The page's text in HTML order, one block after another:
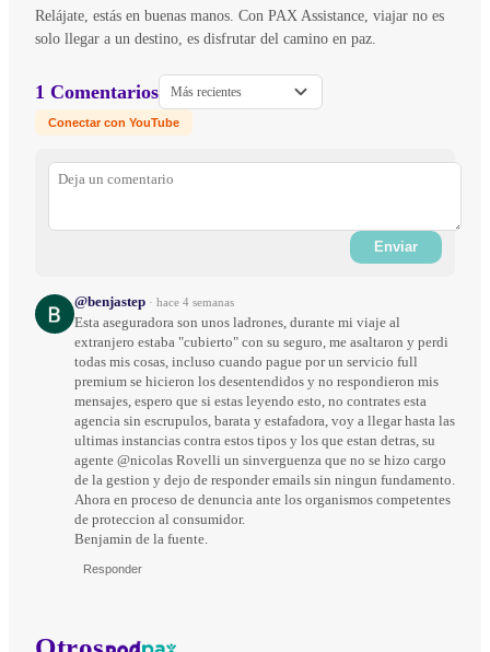
Relájate, estás en buenas manos. Con PAX Assistance, viajar no es
solo llegar a un destino, es disfrutar del camino en paz.
1 Comentarios Más recientes
Conectar con YouTube
Enviar
@benjastep · hace 4 semanas
Esta aseguradora son unos ladrones, durante mi viaje al
extranjero estaba "cubierto" con su seguro, me asaltaron y perdi
todas mis cosas, incluso cuando pague por un servicio full
premium se hicieron los desentendidos y no respondieron mis
mensajes, espero que si estas leyendo esto, no contrates esta
agencia sin escrupulos, barata y estafadora, voy a llegar hasta las
ultimas instancias contra estos tipos y los que estan detras, su
agente @nicolas Rovelli un sinverguenza que no se hizo cargo
de la gestion y dejo de responder emails sin ningun fundamento.
Ahora en proceso de denuncia ante los organismos competentes
de proteccion al consumidor.
Benjamin de la fuente.
Responder